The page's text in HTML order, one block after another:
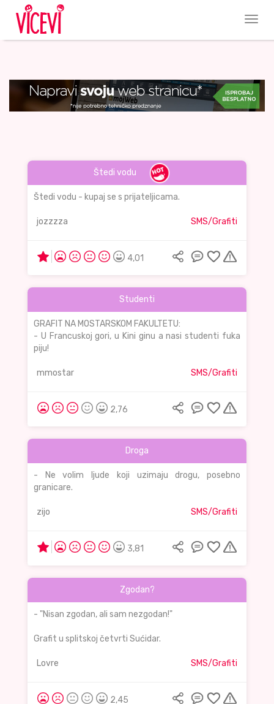
Štedi vodu
Štedi vodu - kupaj se s prijateljicama.
jozzzza SMS/Grafiti
4,01
Studenti
GRAFIT NA MOSTARSKOM FAKULTETU:
- U Francuskoj gori, u Kini ginu a nasi studenti fuka
piju!
mmostar SMS/Grafiti
2,76
Droga
- Ne volim ljude koji uzimaju drogu, posebno
granicare.
zijo SMS/Grafiti
3,81
Zgodan?
- "Nisan zgodan, ali sam nezgodan!"
Grafit u splitskoj četvrti Sućidar.
Lovre SMS/Grafiti
2,45